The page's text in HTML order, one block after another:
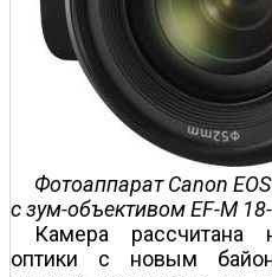
Фотоаппарат Canon
с зум-объективом EF-M
Камера рассчитана
оптики с новым